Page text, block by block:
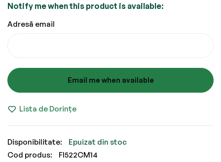
Notify me when this product is available:
Adresă email
Email me when available
Lista de Dorințe
Epuizat din stoc
Cod produs
FI522CM14